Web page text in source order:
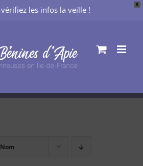
X
vérifiez les infos la veille !
Nom